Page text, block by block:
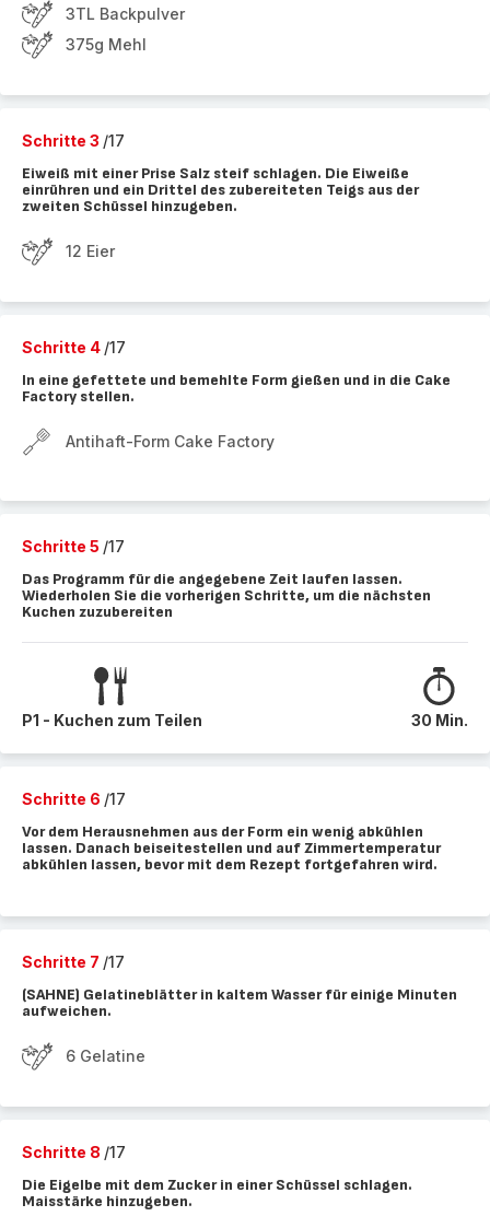
3TL Backpulver
375g Mehl
Schritte 3 /17
Eiweiß mit einer Prise Salz steif schlagen. Die Eiweiße
einrühren und ein Drittel des zubereiteten Teigs aus der
zweiten Schüssel hinzugeben.
12 Eier
Schritte 4 /17
In eine gefettete und bemehlte Form gießen und in die Cake
Factory stellen.
Antihaft-Form Cake Factory
Schritte 5 /17
Das Programm für die angegebene Zeit laufen lassen.
Wiederholen Sie die vorherigen Schritte, um die nächsten
Kuchen zuzubereiten
P1 - Kuchen zum Teilen 30 Min.
Schritte 6 /17
Vor dem Herausnehmen aus der Form ein wenig abkühlen
lassen. Danach beiseitestellen und auf Zimmertemperatur
abkühlen lassen, bevor mit dem Rezept fortgefahren wird.
Schritte 7 /17
(SAHNE) Gelatineblätter in kaltem Wasser für einige Minuten
aufweichen.
6 Gelatine
Schritte 8 /17
Die Eigelbe mit dem Zucker in einer Schüssel schlagen.
Maisstärke hinzugeben.